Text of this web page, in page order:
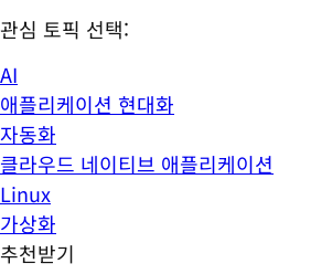
관심 토픽 선택:
AI
애플리케이션 현대화
자동화
클라우드 네이티브 애플리케이션
Linux
가상화
추천받기